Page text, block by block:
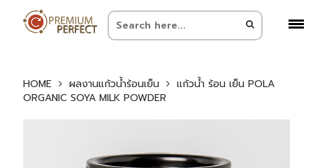
HOME ผลงานแก้วน้ำร้อนเย็น
แก้วน้ำ ร้อน เย็น POLA
ORGANIC SOYA MILK POWDER